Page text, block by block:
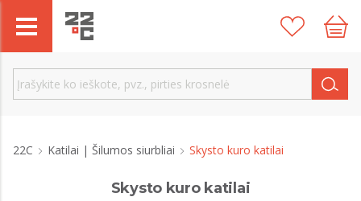
22C Katilai | Šilumos siurbliai Skysto kuro katilai
Skysto kuro katilai